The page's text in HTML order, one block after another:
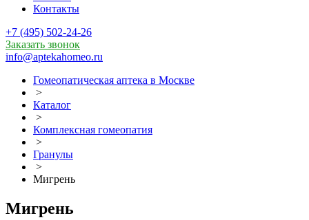
Контакты
+7 (495) 502-24-26
Заказать звонок
info@aptekahomeo.ru
Гомеопатическая аптека в Москве
>
Каталог
>
Комплексная гомеопатия
>
Гранулы
>
Мигрень
Мигрень